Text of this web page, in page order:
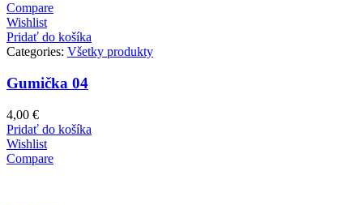
Compare
Wishlist
Pridať do košíka
Categories: Všetky produkty
Gumička 04
4,00 €
Pridať do košíka
Wishlist
Compare